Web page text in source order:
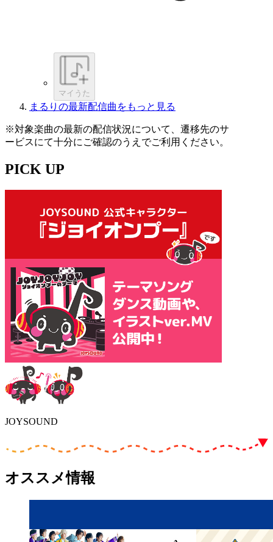
マイうた
まるりの最新配信曲をもっと見る
※対象楽曲の最新の配信状況について、遷移先のサ
ービスにて十分にご確認のうえでご利用ください。
PICK UP
JOYSOUND
オススメ情報